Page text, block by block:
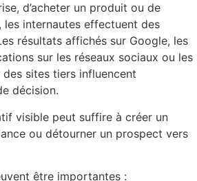
d’acheter un produit ou de
les internautes effectuent des
résultats affichés sur Google, les
sur les réseaux sociaux ou les
sites tiers influencent
décision.
visible peut suffire à créer un
ou détourner un prospect vers
être importantes :